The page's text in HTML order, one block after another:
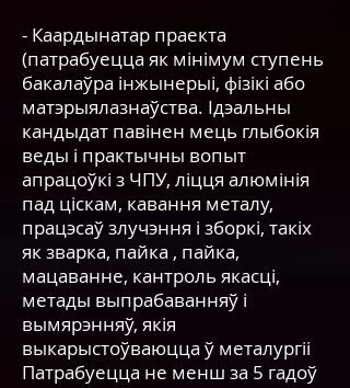
- Каардынатар праекта
(патрабуецца як мінімум ступень
бакалаўра інжынерыі, фізікі або
матэрыялазнаўства. Ідэальны
кандыдат павінен мець глыбокія
веды і практычны вопыт
апрацоўкі з ЧПУ, ліцця алюмінія
пад ціскам, кавання металу,
працэсаў злучэння і зборкі, такіх
як зварка, пайка , пайка,
мацаванне, кантроль якасці,
метады выпрабаванняў і
вымярэнняў, якія
выкарыстоўваюцца ў металургіі
Патрабуецца не менш за 5 гадоў